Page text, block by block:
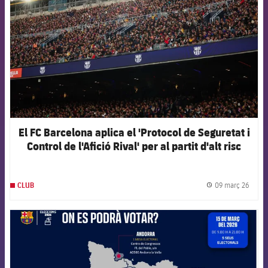
El FC Barcelona aplica el 'Protocol de Seguretat i
Control de l'Afició Rival' per al partit d'alt risc
CLUB 09 març 26
FCB Barcelona badge